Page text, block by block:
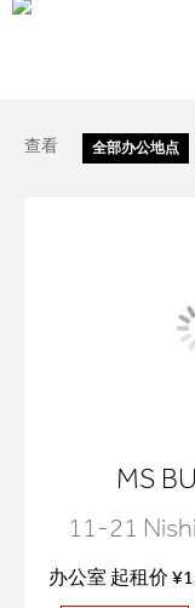
查看 全部办公地点
MS
11-21
办公室 起租价